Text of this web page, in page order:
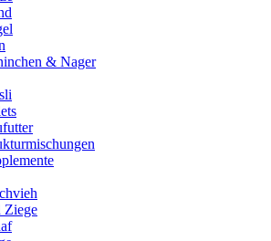
& Nager
Ziege